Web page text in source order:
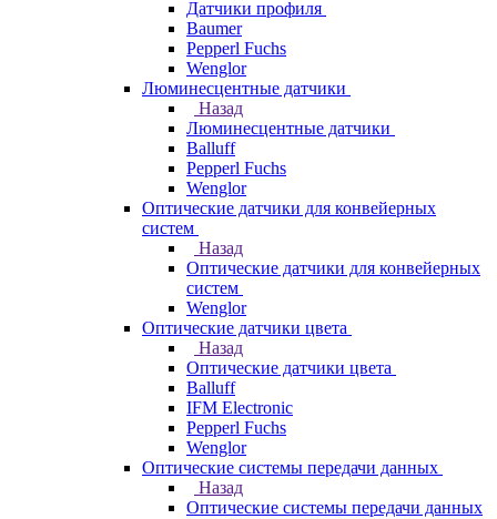
Датчики профиля
Baumer
Pepperl Fuchs
Wenglor
Люминесцентные датчики
Назад
Люминесцентные датчики
Balluff
Pepperl Fuchs
Wenglor
Оптические датчики для конвейерных
систем
Назад
Оптические датчики для конвейерных
систем
Wenglor
Оптические датчики цвета
Назад
Оптические датчики цвета
Balluff
IFM Electronic
Pepperl Fuchs
Wenglor
Оптические системы передачи данных
Назад
Оптические системы передачи данных